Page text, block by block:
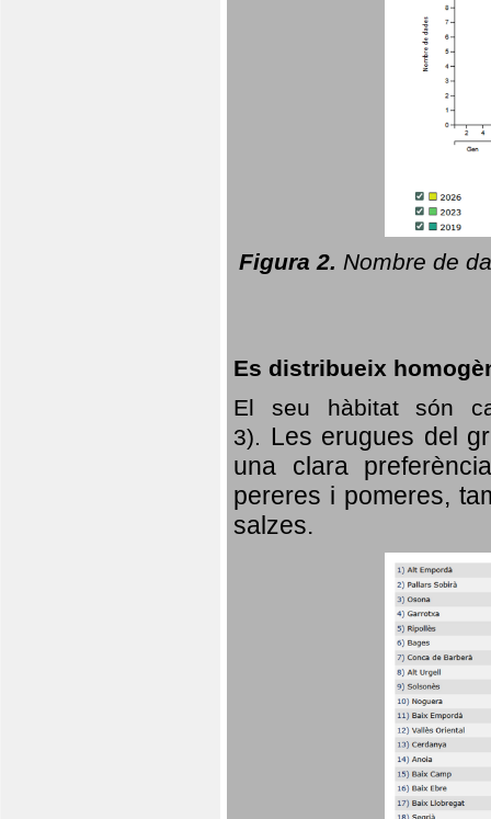
Figura 2. Nombre de
Es distribueix
El seu hàbitat són
3). Les erugues del
una clara
pereres i pomeres,
salzes.